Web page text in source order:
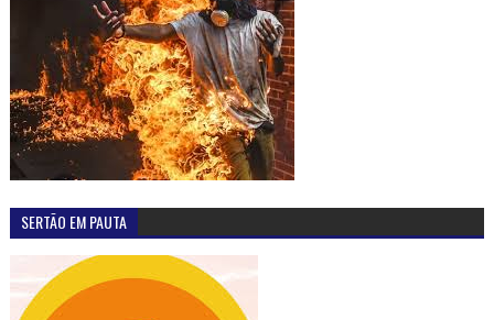
SERTÃO EM PAUTA